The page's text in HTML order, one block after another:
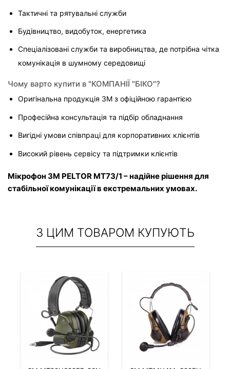
Тактичні та рятувальні служби
Будівництво, видобуток, енергетика
Спеціалізовані служби та виробництва, де потрібна чітка
комунікація в шумному середовищі
Чому варто купити в "КОМПАНІЇ "БІКО"?
Оригінальна продукція 3M з офіційною гарантією
Професійна консультація та підбір обладнання
Вигідні умови співпраці для корпоративних клієнтів
Високий рівень сервісу та підтримки клієнтів
Мікрофон 3M PELTOR MT73/1 – надійне рішення для
стабільної комунікації в екстремальних умовах.
З ЦИМ ТОВАРОМ КУПУЮТЬ